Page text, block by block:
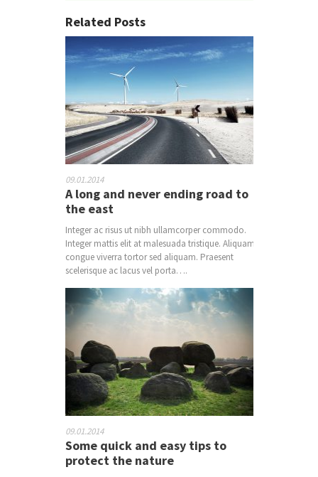
Related Posts
09.01.2014
A long and never ending road to
the east
Integer ac risus ut nibh ullamcorper commodo.
Integer mattis elit at malesuada tristique. Aliquam
congue viverra tortor sed aliquam. Praesent
scelerisque ac lacus vel porta….
09.01.2014
Some quick and easy tips to
protect the nature